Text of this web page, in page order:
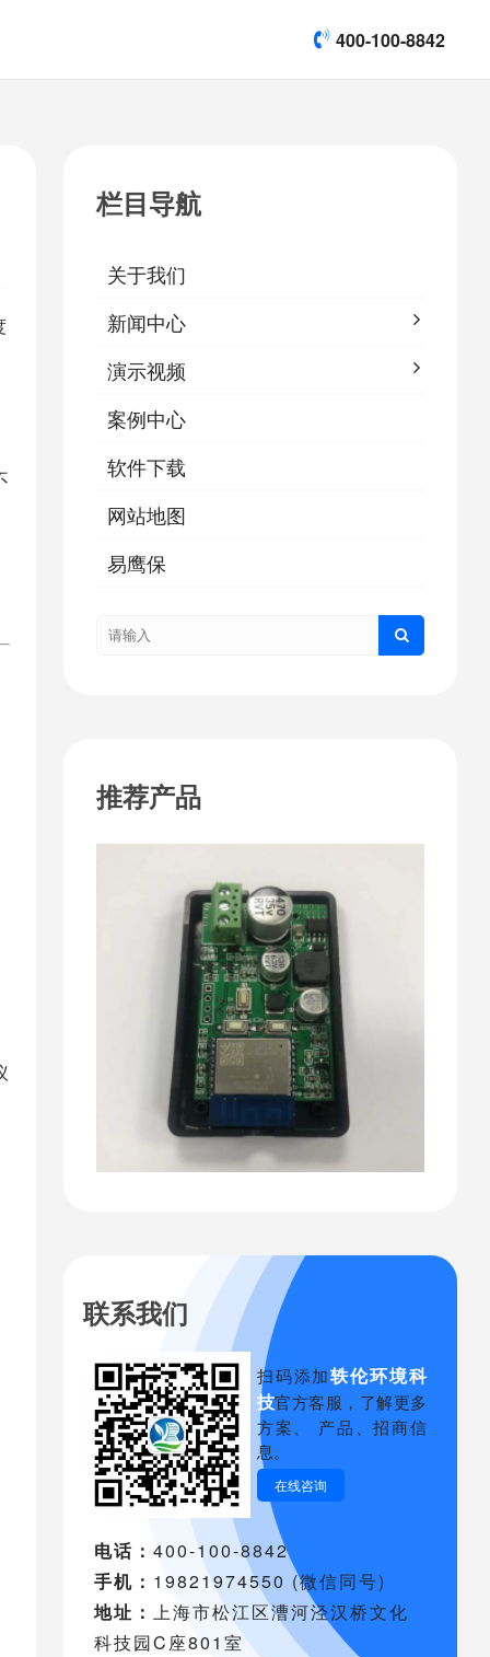
400-100-8842
栏目导航
关于我们
新闻中心
演示视频
案例中心
软件下载
网站地图
易鹰保
推荐产品
联系我们
扫码添加轶伦环境科
技官方客服，了解更多
方案、 产品、招商信
息。
在线咨询
电话：400-100-8842
手机： 19821974550 (微信同号)
地址：上海市松江区漕河泾汉桥文化
科技园C座801室